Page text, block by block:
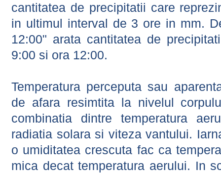
cantitatea de precipitatii care
in ultimul interval de 3 ore in mm.
12:00" arata cantitatea de
9:00 si ora 12:00.
Temperatura perceputa sau
de afara resimtita la nivelul
combinatia dintre temperatura
radiatia solara si viteza vantului.
o umiditatea crescuta fac ca
mica decat temperatura aerului. In